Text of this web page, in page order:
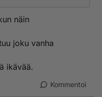
näin
joku vanha
ikävää.
Kommentoi